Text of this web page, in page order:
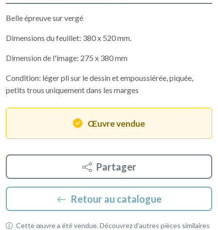
Belle épreuve sur vergé
Dimensions du feuillet: 380 x 520 mm.
Dimension de l'image: 275 x 380 mm
Condition: léger pli sur le dessin et empoussiérée, piquée,
petits trous uniquement dans les marges
Œuvre vendue
Partager
Retour au catalogue
Cette œuvre a été vendue. Découvrez d'autres pièces similaires